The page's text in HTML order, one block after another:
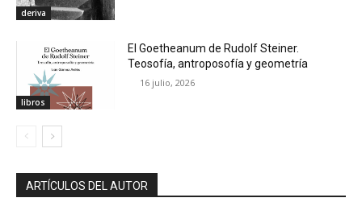
deriva
libros
El Goetheanum de Rudolf Steiner.
Teosofía, antroposofía y geometría
16 julio, 2026
ARTÍCULOS DEL AUTOR